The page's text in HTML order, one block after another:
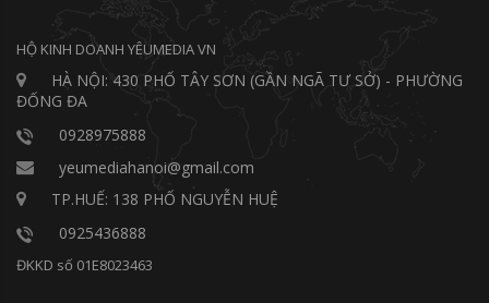
HỘ KINH DOANH YÊUMEDIA VN
HÀ NỘI: 430 PHỐ TÂY SƠN (GẦN NGÃ TƯ SỞ) - PHƯỜNG
ĐỐNG ĐA
0928975888
yeumediahanoi@gmail.com
TP.HUẾ: 138 PHỐ NGUYỄN HUỆ
0925436888
ĐKKD số 01E8023463